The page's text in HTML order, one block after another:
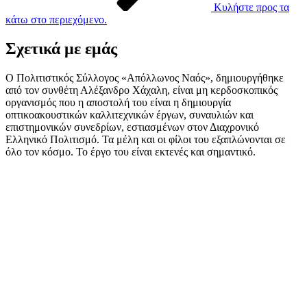
Κυλήστε προς τα
κάτω στο περιεχόμενο.
Σχετικά με εμάς
Ο Πολιτιστικός Σύλλογος «Απόλλωνος Ναός», δημιουργήθηκε
από τον συνθέτη Αλέξανδρο Χάχαλη, είναι μη κερδοσκοπικός
οργανισμός που η αποστολή του είναι η δημιουργία
οπτικοακουστικών καλλιτεχνικών έργων, συναυλιών και
επιστημονικών συνεδρίων, εστιασμένων στον Διαχρονικό
Ελληνικό Πολιτισμό. Τα μέλη και οι φίλοι του εξαπλώνονται σε
όλο τον κόσμο. Το έργο του είναι εκτενές και σημαντικό.